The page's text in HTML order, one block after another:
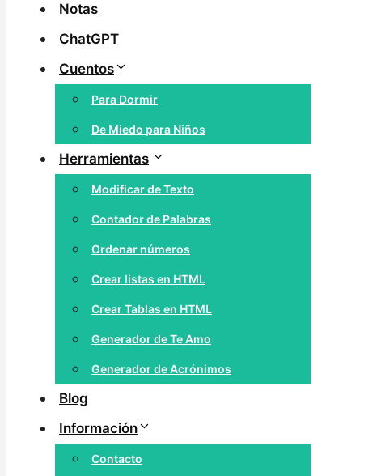
Notas
ChatGPT
Cuentos
Para Dormir
De Miedo para Niños
Herramientas
Modificar de Texto
Contador de Palabras
Ordenar números
Crear listas en HTML
Crear Tablas en HTML
Generador de Te Amo
Generador de Acrónimos
Blog
Información
Contacto